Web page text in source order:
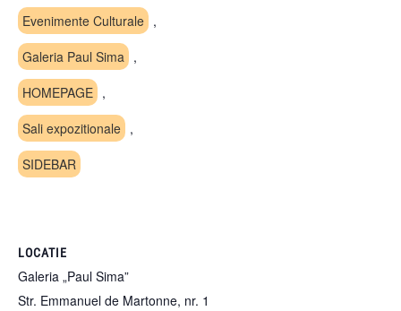
Evenimente Culturale ,
Galeria Paul Sima ,
HOMEPAGE ,
Sali expozitionale ,
SIDEBAR
LOCATIE
Galeria „Paul Sima”
Str. Emmanuel de Martonne, nr. 1